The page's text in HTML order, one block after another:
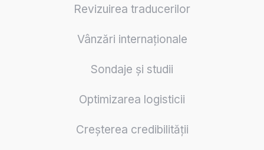
Revizuirea traducerilor
Vânzări internaționale
Sondaje și studii
Optimizarea logisticii
Creșterea credibilității